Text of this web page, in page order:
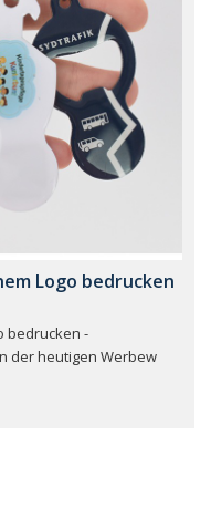
Logo bedrucken
bedrucken -
der heutigen Werbew